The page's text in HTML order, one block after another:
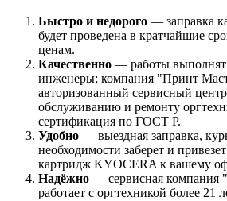
Быстро и недорого — заправка
будет проведена в кратчайшие
ценам.
Качественно — работы
инженеры; компания "Принт
авторизованный сервисный
обслуживанию и ремонту
сертификация по ГОСТ Р.
Удобно — выездная заправка,
необходимости заберет и
картридж KYOCERA к вашему
Надёжно — сервисная компания
работает с оргтехникой более 21